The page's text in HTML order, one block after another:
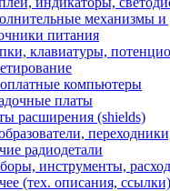
механизмы и
питания
клавиатуры,
компьютеры
платы
расширения (shields)
радиодетали
инструменты,
(тех. описания, ссылки)